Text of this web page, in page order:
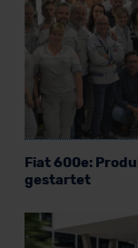
Fiat 600e:
gestartet